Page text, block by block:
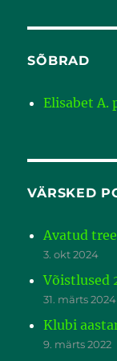
SÕBRAD
Elisabet A.
VÄRSKED
Avatud
3. okt 2024
Võistlused
31. märts 2024
Klubi
9. märts 2022